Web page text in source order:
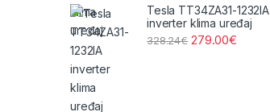
Tesla TT34ZA31-1232IA
inverter klima uređaj
328.24€ 279.00€